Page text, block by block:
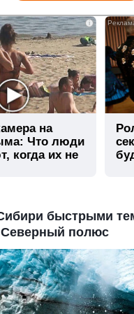
i
на
Что люди
когда их не
быстрыми
полюс